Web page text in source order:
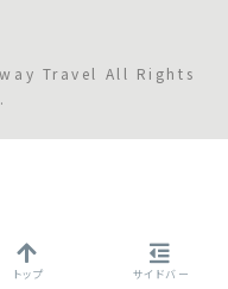
Travel All Rights
トップ サイドバー